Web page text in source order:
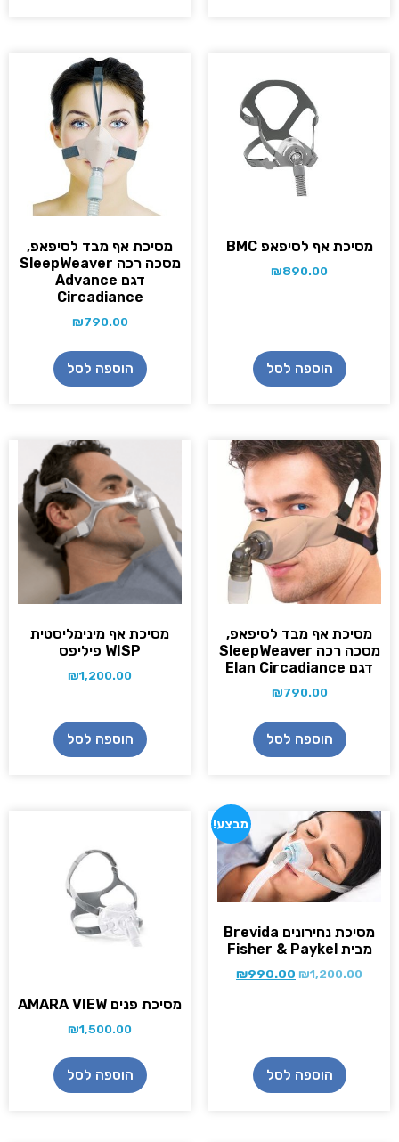
מסיכת אף לסיפאפ BMC
₪890.00
הוספה לסל
מסיכת אף מבד לסיפאפ,
מסכה רכה SleepWeaver
דגם Advance
Circadiance
₪790.00
הוספה לסל
מסיכת אף מבד לסיפאפ,
מסכה רכה SleepWeaver
דגם Elan Circadiance
₪790.00
הוספה לסל
מסיכת אף מינימליסטית
WISP פיליפס
₪1,200.00
הוספה לסל
מבצע!
מסיכת נחירונים Brevida
מבית Fisher & Paykel
₪1,200.00
₪990.00
הוספה לסל
מסיכת פנים AMARA VIEW
₪1,500.00
הוספה לסל